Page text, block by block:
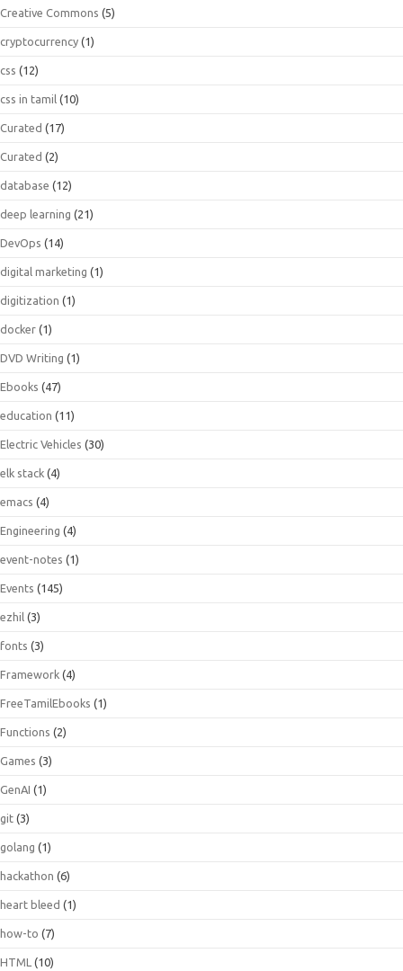
Creative Commons (5)
cryptocurrency (1)
css (12)
css in tamil (10)
Curated (17)
Curated (2)
database (12)
deep learning (21)
DevOps (14)
digital marketing (1)
digitization (1)
docker (1)
DVD Writing (1)
Ebooks (47)
education (11)
Electric Vehicles (30)
elk stack (4)
emacs (4)
Engineering (4)
event-notes (1)
Events (145)
ezhil (3)
fonts (3)
Framework (4)
FreeTamilEbooks (1)
Functions (2)
Games (3)
GenAI (1)
git (3)
golang (1)
hackathon (6)
heart bleed (1)
how-to (7)
HTML (10)